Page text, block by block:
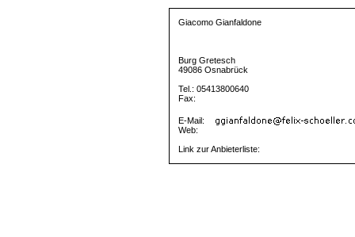
Giacomo Gianfaldone
Burg Gretesch
49086 Osnabrück
Tel.: 05413800640
Fax:
E-Mail:
Web:
Link zur Anbieterliste: